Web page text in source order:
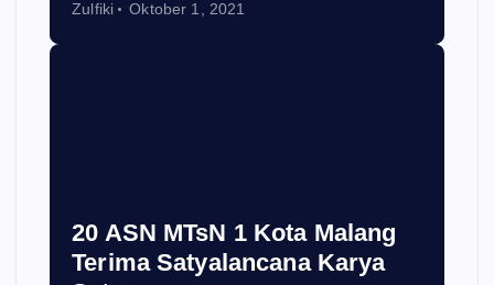
Zulfiki Oktober 1, 2021
20 ASN MTsN 1 Kota Malang
Terima Satyalancana Karya